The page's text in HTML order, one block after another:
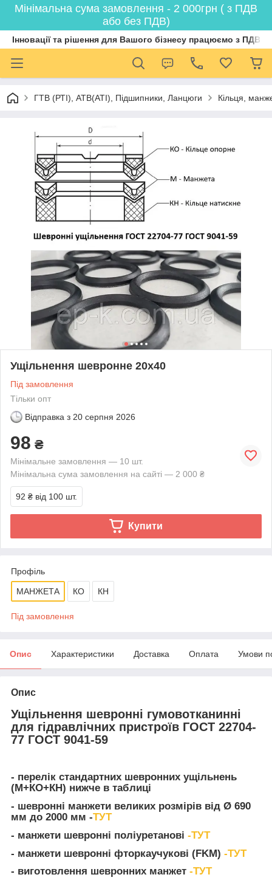
Мінімальна сума замовлення - 2 000грн ( з ПДВ
або без ПДВ)
Інновації та рішення для Вашого бізнесу працюємо з ПДВ
ГТВ (РТI), АТВ(АТI), Пiдшипники, Ланцюги Кільця,
Ущільнення шевронне 20х40
Під замовлення
Тільки опт
Відправка з 20 серпня 2026
98 ₴
Мінімальне замовлення — 10 шт.
Мінімальна сума замовлення на сайті — 2 000 ₴
92 ₴ від 100 шт.
Купити
Профіль
МАНЖЕТА КО КН
Під замовлення
Опис Характеристики Доставка Оплата Умови
Опис
Ущільнення шевронні гумовотканинні
для гідравлічних пристроїв ГОСТ 22704-
77 ГОСТ 9041-59
- перелік стандартних шевронних ущільнень
(М+КО+КН) нижче в таблиці
- шевронні манжети великих розмірів від Ø 690
мм до 2000 мм -ТУТ
- манжети шевронні поліуретанові -ТУТ
- манжети шевронні фторкаучукові (FKM) -ТУТ
- виготовлення шевронних манжет -ТУТ